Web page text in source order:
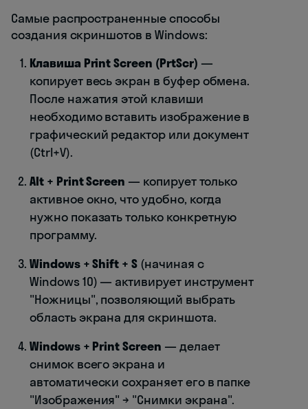
Самые распространенные способы
создания скриншотов в Windows:
Клавиша Print Screen (PrtScr) —
копирует весь экран в буфер обмена.
После нажатия этой клавиши
необходимо вставить изображение в
графический редактор или документ
(Ctrl+V).
Alt + Print Screen — копирует только
активное окно, что удобно, когда
нужно показать только конкретную
программу.
Windows + Shift + S (начиная с
Windows 10) — активирует инструмент
"Ножницы", позволяющий выбрать
область экрана для скриншота.
Windows + Print Screen — делает
снимок всего экрана и
автоматически сохраняет его в папке
"Изображения" → "Снимки экрана".